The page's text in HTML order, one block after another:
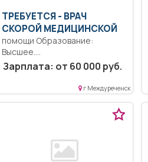
ТРЕБУЕТСЯ - ВРАЧ
СКОРОЙ МЕДИЦИНСКОЙ
помощи Образование:
Высшее.
Дисциплинированность.
Ответственность.. Оказывает
населению постоянную,
экстренную и неотложную...
Зарплата: от 60 000 руб.
г Междуреченск